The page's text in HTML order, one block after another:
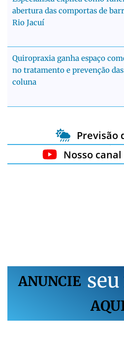
abertura das comportas de
Rio Jacuí
Quiropraxia ganha espaço
no tratamento e prevenção
coluna
Previsão
Nosso
ANUNCIE seu